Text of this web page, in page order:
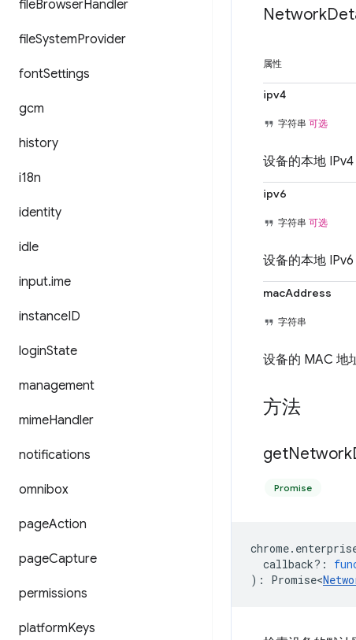
fileBrowserHandler
fileSystemProvider
fontSettings
gcm
history
i18n
identity
idle
input.ime
instanceID
loginState
management
mimeHandler
notifications
omnibox
pageAction
pageCapture
permissions
platformKeys
Network
属性
ipv4
字符串 可选
设备的本地
ipv6
字符串 可选
设备的本地
macAddress
字符串
设备的 MAC 地
方法
getNetwork
Promise
chrome.
callback? :
) : Promise<